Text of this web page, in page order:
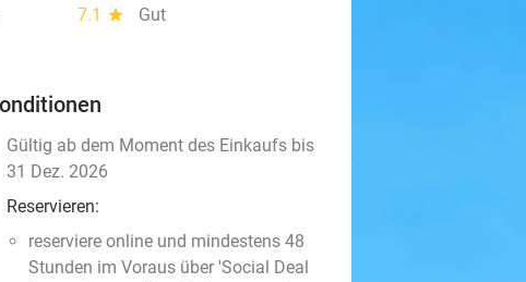
7.1 star
Gut
Gültig ab dem Moment des Einkaufs bis
31 Dez. 2026
Reservieren:
reserviere online und mindestens 48
Stunden im Voraus über 'Social Deal